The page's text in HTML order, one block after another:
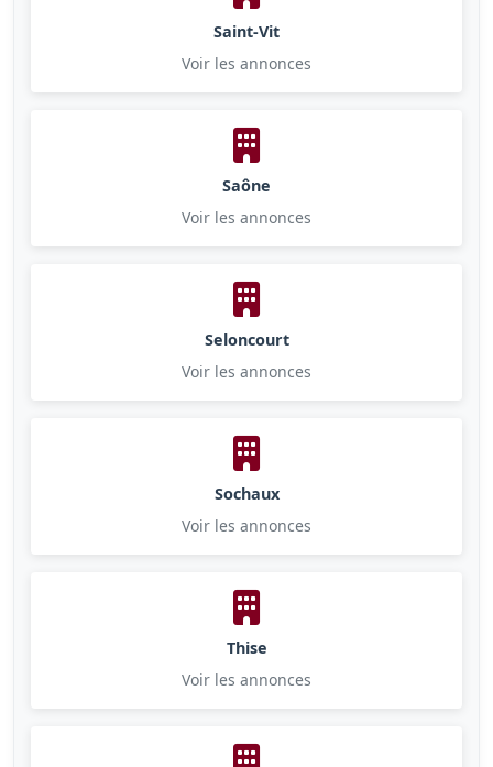
Saint-Vit
Voir les annonces
Saône
Voir les annonces
Seloncourt
Voir les annonces
Sochaux
Voir les annonces
Thise
Voir les annonces